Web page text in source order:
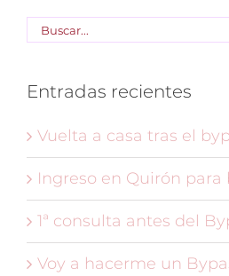
Buscar:
Entradas recientes
Vuelta a casa tras el
Ingreso en Quirón para
1ª consulta antes del
Voy a hacerme un